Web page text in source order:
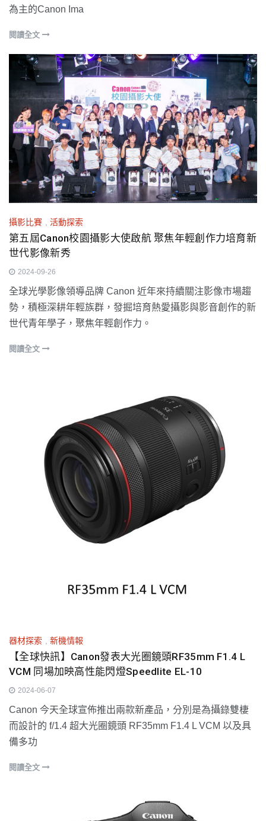
為主的Canon Ima
閱讀全文
攝影比賽 活動探索
第五屆Canon校園攝影大使啟航 聚焦年輕創作力培育新
世代影像新秀
2024-09-26
全球光學影像領導品牌 Canon 近年來持續關注影像市場趨
勢，積極深耕年輕族群，發掘培育熱愛攝影與影音創作的新
世代青年學子，聚焦年輕創作力。
閱讀全文
器材探索 新機情報
【全球快訊】Canon發表大光圈鏡頭RF35mm F1.4 L
VCM 同場加映高性能閃燈Speedlite EL-10
2024-06-07
Canon 今天全球宣佈推出兩款新產品，分別是為攝錄雙棲
而設計的 f/1.4 超大光圈鏡頭 RF35mm F1.4 L VCM 以及具
備多功
閱讀全文